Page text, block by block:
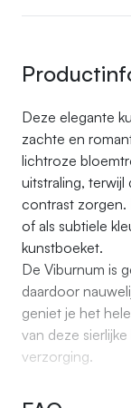
Deze elegante
zachte en
lichtroze
uitstraling,
contrast zorgen.
of als subtiele
kunstboeket.
De Viburnum is
daardoor
geniet je het
van deze
verzorging.